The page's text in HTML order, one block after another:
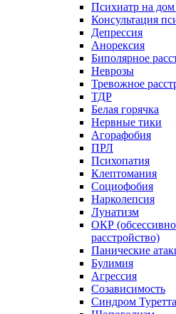
Психиатр на дом
Консультация
Депрессия
Анорексия
Биполярное
Неврозы
Тревожное
ТДР
Белая горячка
Нервные тики
Агорафобия
ПРЛ
Психопатия
Клептомания
Социофобия
Нарколепсия
Лунатизм
ОКР
расстройство)
Панические
Булимия
Агрессия
Созависимость
Синдром Туретта